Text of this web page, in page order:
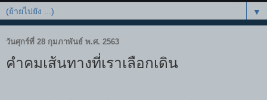
▼
วันศุกร์ที่ 28 กุมภาพันธ์ พ.ศ. 2563
คำคมเส้นทางที่เราเลือกเดิน